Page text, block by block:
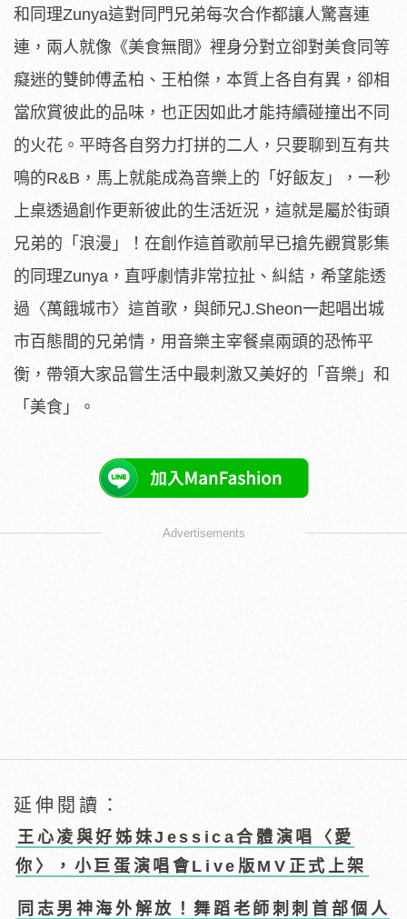
和同理Zunya這對同門兄弟每次合作都讓人驚喜連
連，兩人就像《美食無間》裡身分對立卻對美食同等
癡迷的雙帥傅孟柏、王柏傑，本質上各自有異，卻相
當欣賞彼此的品味，也正因如此才能持續碰撞出不同
的火花。平時各自努力打拼的二人，只要聊到互有共
鳴的R&B，馬上就能成為音樂上的「好飯友」，一秒
上桌透過創作更新彼此的生活近況，這就是屬於街頭
兄弟的「浪漫」！在創作這首歌前早已搶先觀賞影集
的同理Zunya，直呼劇情非常拉扯、糾結，希望能透
過〈萬餓城市〉這首歌，與師兄J.Sheon一起唱出城
市百態間的兄弟情，用音樂主宰餐桌兩頭的恐怖平
衡，帶領大家品嘗生活中最刺激又美好的「音樂」和
「美食」。
Advertisements
延伸閱讀：
王心凌與好姊妹Jessica合體演唱〈愛
你〉，小巨蛋演唱會Live版MV正式上架
同志男神海外解放！舞蹈老師刺刺首部個人